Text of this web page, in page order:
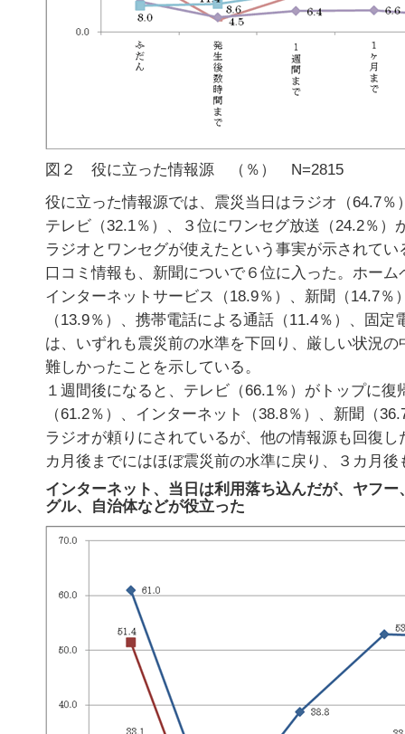
図２ 役に立った情報源 （％） N=2815
役に立った情報源では、震災当日はラジオ（64.7％
テレビ（32.1％）、３位にワンセグ放送（24.2％）
ラジオとワンセグが使えたという事実が示されてい
口コミ情報も、新聞についで６位に入った。ホーム
インターネットサービス（18.9％）、新聞（14.7％
（13.9％）、携帯電話による通話（11.4％）、固定
は、いずれも震災前の水準を下回り、厳しい状況の
難しかったことを示している。
１週間後になると、テレビ（66.1％）がトップに復
（61.2％）、インターネット（38.8％）、新聞（
ラジオが頼りにされているが、他の情報源も回復し
カ月後までにはほぼ震災前の水準に戻り、３カ月後
インターネット、当日は利用落ち込んだが、ヤフー
グル、自治体などが役立った